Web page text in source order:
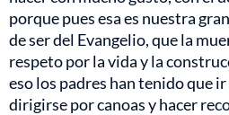
porque pues esa es nuestra
de ser del Evangelio, que la
respeto por la vida y la
eso los padres han tenido que
dirigirse por canoas y hacer